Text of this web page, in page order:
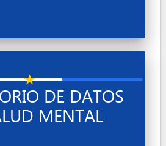
DE DATOS
MENTAL